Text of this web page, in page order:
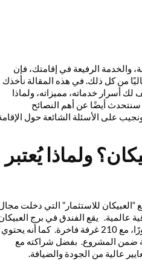
الرفيعة في إقامتك، فإن
من كل ذلك. في هذه المقالة نأخذك
خدماته، مميزاته، ولماذا
أيضًا عن أهم النصائح
على الأسئلة الشائعة حول الإقامة
ولماذا يُعتبر
للاستثمار” التي دخلت مجال
عالمية.يقع الفندق في برج العبيكان
بمدينة الرياض، ويتكون من 33 دورًا، مع 210 غرفة فاخرة. كما أنه يحتوي
المشروع. بفضل شراكته مع
عالية من الجودة والضيافة.